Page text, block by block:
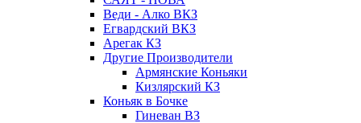
Веди - Алко ВКЗ
Егвардский ВКЗ
Арегак КЗ
Другие Производители
Армянские Коньяки
Кизлярский КЗ
Коньяк в Бочке
Гиневан ВЗ